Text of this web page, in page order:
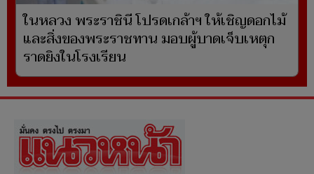
ในหลวง พระราชินี โปรดเกล้าฯ ให้เชิญดอกไม้
และสิ่งของพระราชทาน มอบผู้บาดเจ็บเหตุก
ราดยิงในโรงเรียน